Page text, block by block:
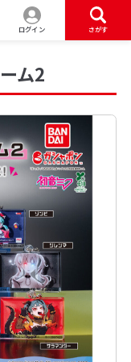
ログイン さがす
ム2